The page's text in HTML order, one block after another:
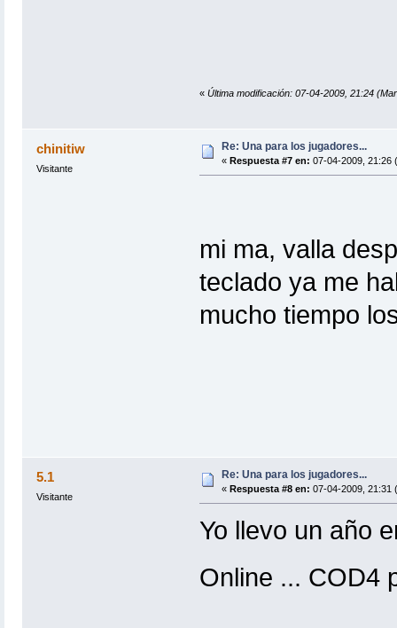
« Última modificación: 07-04-2009, 21:24
chinitiw
Visitante
Re: Una para los jugadores...
« Respuesta #7 en: 07-04-2009, 21:26
mi ma, valla
teclado ya me
mucho tiempo
5.1
Visitante
Re: Una para los jugadores...
« Respuesta #8 en: 07-04-2009, 21:31
Yo llevo un año
Online ... COD4